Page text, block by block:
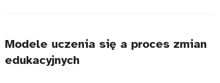
Modele uczenia się a proces zmian
edukacyjnych